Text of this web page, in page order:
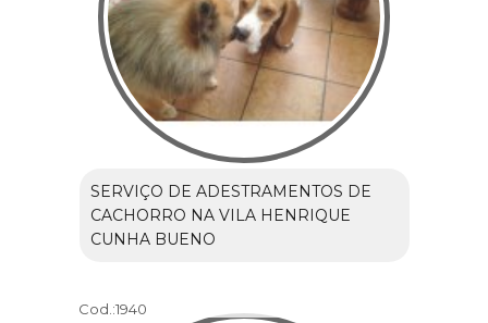
SERVIÇO DE ADESTRAMENTOS DE
CACHORRO NA VILA HENRIQUE
CUNHA BUENO
Cod.:1940